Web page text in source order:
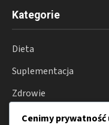
Kategorie
Dieta
Suplementacja
Zdrowie
Aktywność
Cenimy